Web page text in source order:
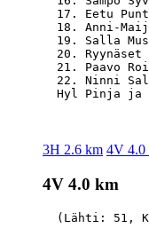
17. Eetu
18. Anni-
19. Salla
20. Ryynäset
21. Paavo
22. Ninni
3H 2.6 km 4V 4.0
4V 4.0 km
(Lähti: 51,